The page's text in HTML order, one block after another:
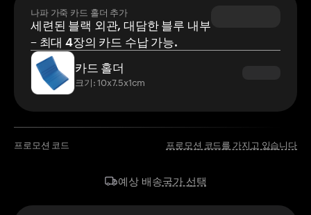
나파 가죽 카드 홀더 추가
세련된 블랙 외관, 대담한 블루 내부
– 최대 4장의 카드 수납 가능.
카드 홀더
크기: 10x7.5x1cm
프로모션 코드 프로모션 코드를 가지고 있습니다
예상 배송국가 선택